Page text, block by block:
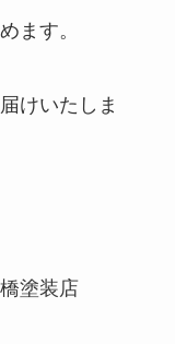
ます。
けいたしま
塗装店